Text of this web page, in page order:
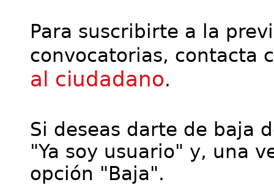
Para suscribirte a la
convocatorias, contacta
al ciudadano.
Si deseas darte de baja
"Ya soy usuario" y, una
opción "Baja".